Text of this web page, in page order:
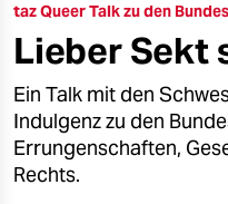
öko
gesellschaft
kultur
sport
taz Queer Talk zu den
Lieber Sekt
Ein Talk mit den
Indulgenz zu den
Errungenschaften,
Rechts.